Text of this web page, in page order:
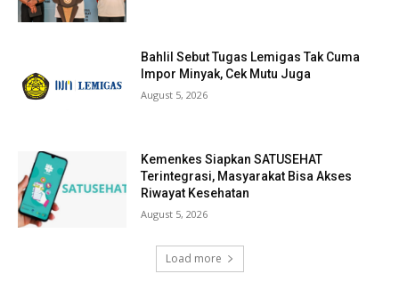
Bahlil Sebut Tugas Lemigas Tak Cuma
Impor Minyak, Cek Mutu Juga
August 5, 2026
Kemenkes Siapkan SATUSEHAT
Terintegrasi, Masyarakat Bisa Akses
Riwayat Kesehatan
August 5, 2026
Load more